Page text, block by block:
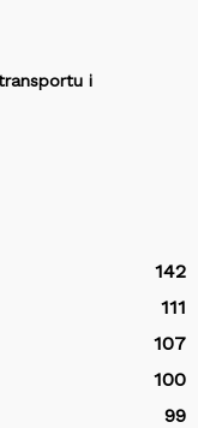
i
142
111
107
100
99